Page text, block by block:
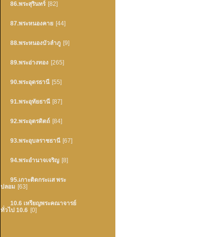
86.พระสุรินทร์ [82]
87.พระหนองคาย [44]
88.พระหนองบัวลำภู [9]
89.พระอ่างทอง [265]
90.พระอุดรธานี [55]
91.พระอุทัยธานี [87]
92.พระอุตรดิตถ์ [84]
93.พระอุบลราชธานี [67]
94.พระอำนาจเจริญ [8]
95.เกาะติดกระเเส พระ
ปลอม [63]
10.6 เหรียญพระคณาจารย์
ทั่วไป 10.6 [0]